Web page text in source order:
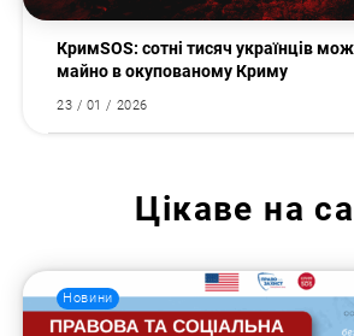
КримSOS: сотні тисяч українців
майно в окупованому Криму
23 / 01 / 2026
Цікаве на
Новини